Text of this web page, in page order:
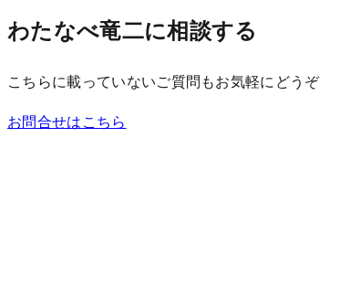
わたなべ竜二に相談する
こちらに載っていないご質問もお気軽にどうぞ
お問合せはこちら